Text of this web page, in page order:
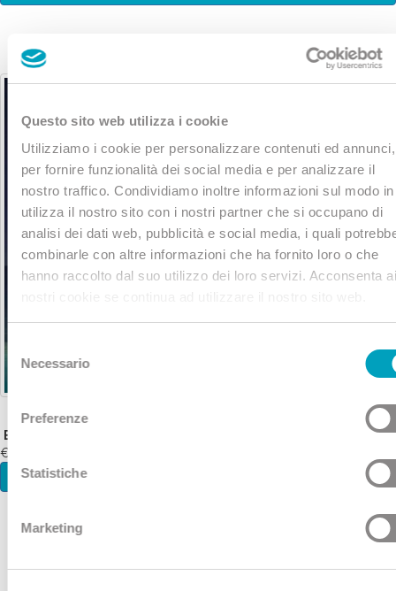
Questo sito web utilizza i cookie
Utilizziamo i cookie per personalizzare contenuti ed annunci,
per fornire funzionalità dei social media e per analizzare il
nostro traffico. Condividiamo inoltre informazioni sul modo
utilizza il nostro sito con i nostri partner che si occupano di
analisi dei dati web, pubblicità e social media, i quali
combinarle con altre informazioni che ha fornito loro o che
hanno raccolto dal suo utilizzo dei loro servizi. Acconsenta ai
Selezione
delNecessario
Preferenze
Statistiche
Marketing
BAGNI DI NOTTE
€ 39